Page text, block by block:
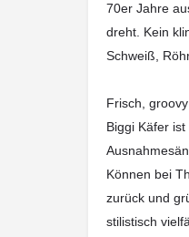
70er Jahre
dreht. Kein
Schweiß,
Frisch,
Biggi Käfer
Können bei
zurück und
stilistisch